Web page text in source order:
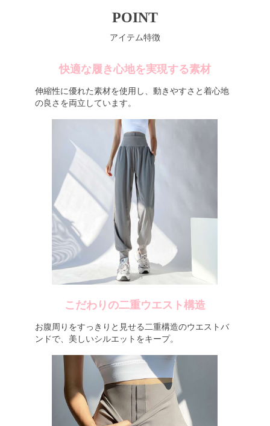
POINT
アイテム特徴
快適な履き心地を実現する素材
伸縮性に優れた素材を使用し、動きやすさと着心地
の良さを両立しています。
こだわりの二重ウエスト構造
お腹周りをすっきりと見せる二重構造のウエストバ
ンドで、美しいシルエットをキープ。